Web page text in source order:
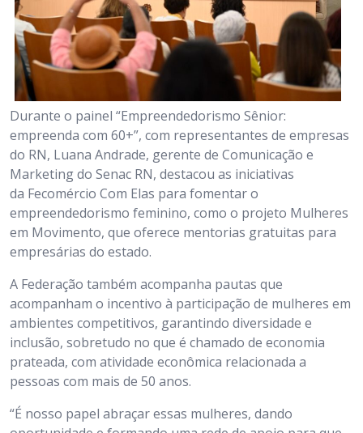
Durante o painel “Empreendedorismo Sênior:
empreenda com 60+”, com representantes de empresas
do RN, Luana Andrade, gerente de Comunicação e
Marketing do Senac RN, destacou as iniciativas
da Fecomércio Com Elas para fomentar o
empreendedorismo feminino, como o projeto Mulheres
em Movimento, que oferece mentorias gratuitas para
empresárias do estado.
A Federação também acompanha pautas que
acompanham o incentivo à participação de mulheres em
ambientes competitivos, garantindo diversidade e
inclusão, sobretudo no que é chamado de economia
prateada, com atividade econômica relacionada a
pessoas com mais de 50 anos.
“É nosso papel abraçar essas mulheres, dando